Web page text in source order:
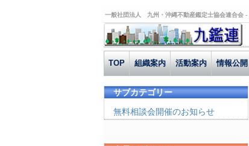
一般社団法人 九州・沖縄不動産鑑定士協会連合会 -
TOP 組織案内 活動案内 情報公開
サブカテゴリー
無料相談会開催のお知らせ